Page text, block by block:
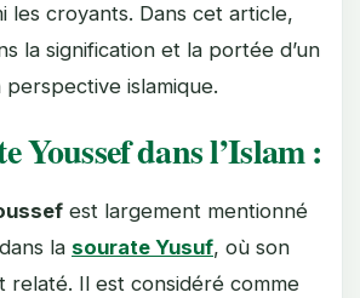
les croyants. Dans cet article,
la signification et la portée d’un
islamique.
Youssef dans l’Islam :
est largement mentionné
la sourate Yusuf, où son
relaté. Il est considéré comme